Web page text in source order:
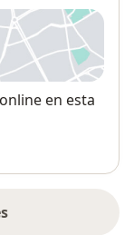
una nueva
en esta